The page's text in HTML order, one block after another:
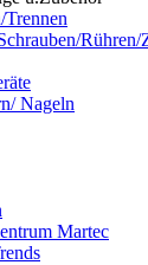
Trennen
Rühren/
Nageln
Martec